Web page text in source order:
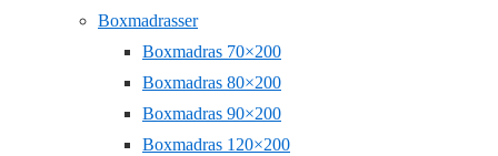
Boxmadrasser
Boxmadras 70×200
Boxmadras 80×200
Boxmadras 90×200
Boxmadras 120×200